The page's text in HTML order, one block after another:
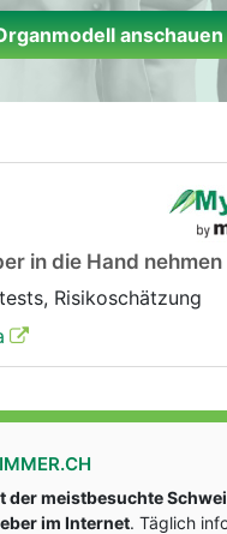
anschauen
in die Hand nehmen
Risikoschätzung
der meistbesuchte
im Internet. Täglich